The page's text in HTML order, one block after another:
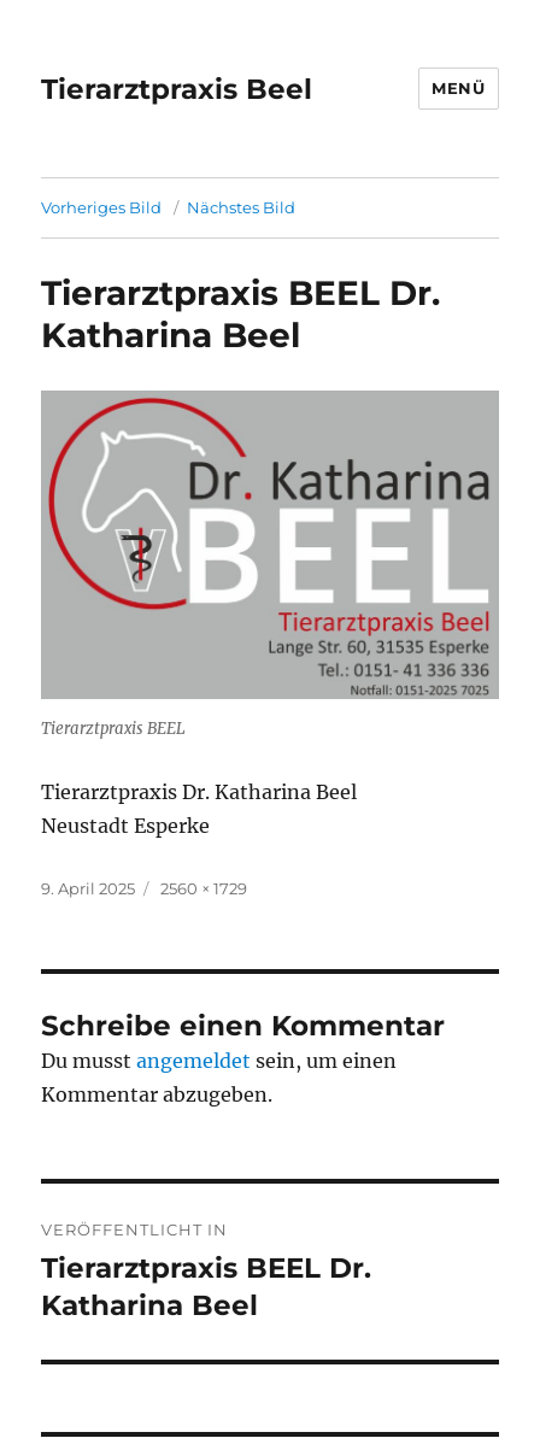
Tierarztpraxis Beel MENÜ
Vorheriges Bild Nächstes Bild
Tierarztpraxis BEEL Dr.
Katharina Beel
Tierarztpraxis BEEL
Tierarztpraxis Dr. Katharina Beel
Neustadt Esperke
Veröffentlicht
9. April 2025 Originalgröße
2560 × 1729
Schreibe einen Kommentar
Du musstangemeldet sein, um einen
Kommentar abzugeben.
VERÖFFENTLICHT IN
Tierarztpraxis BEEL Dr.
Katharina Beel